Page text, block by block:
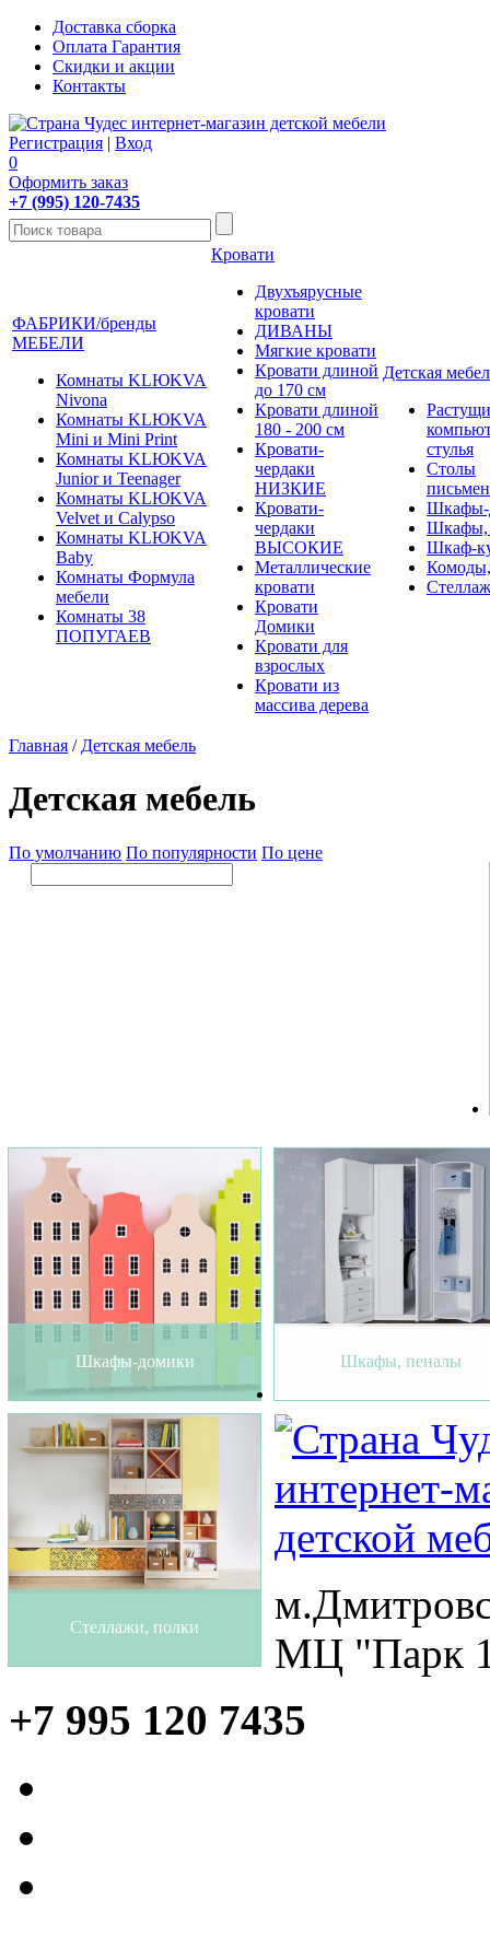
Доставка сборка
Оплата Гарантия
Скидки и акции
Контакты
Регистрация | Вход
0
Оформить заказ
+7 (995) 120-7435
ФАБРИКИ/бренды
МЕБЕЛИ
Комнаты KLЮKVA
Nivona
Комнаты KLЮKVA
Mini и Mini Print
Комнаты KLЮKVA
Junior и Teenager
Комнаты KLЮKVA
Velvet и Calypso
Комнаты KLЮKVA
Baby
Комнаты Формула
мебели
Комнаты 38
ПОПУГАЕВ
Кровати
Двухъярусные
кровати
ДИВАНЫ
Мягкие кровати
Кровати длиной
до 170 см
Кровати длиной
180 - 200 см
Кровати-
чердаки
НИЗКИЕ
Кровати-
чердаки
ВЫСОКИЕ
Металлические
кровати
Кровати
Домики
Кровати для
взрослых
Кровати из
массива дерева
Детская
стулья
Столы
Шкафы-
Шкафы,
Шкаф-
Главная / Детская мебель
Детская мебель
По умолчанию По популярности По цене
Шкафы-домики Шкафы, пеналы
Стеллажи, полки
МЦ "Парк
+7 995 120 7435